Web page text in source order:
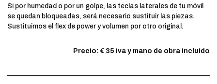
Si por humedad o por un golpe, las teclas laterales de tu móvil
se quedan bloqueadas, será necesario sustituir las piezas.
Sustituimos el flex de power y volumen por otro original.
Precio: € 35 iva y mano de obra incluido